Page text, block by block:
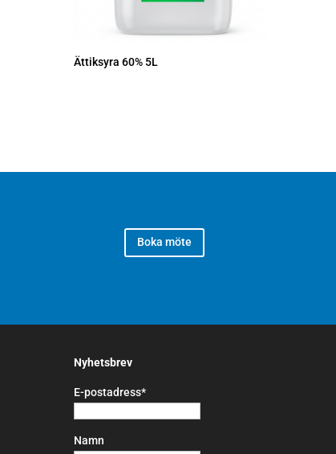
Ättiksyra 60% 5L
Boka möte
Nyhetsbrev
E-postadress*
Namn